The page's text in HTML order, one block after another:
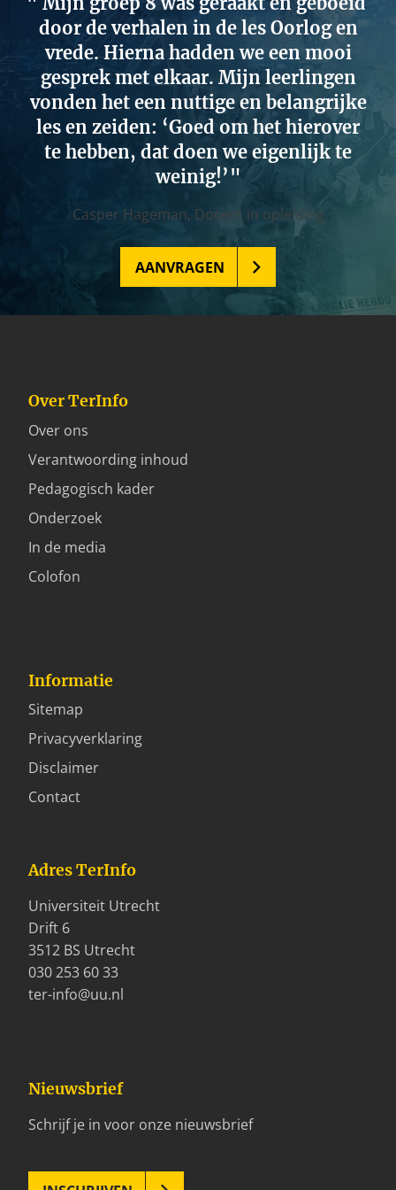
door de verhalen in de les Oorlog en
vrede. Hierna hadden we een mooi
gesprek met elkaar. Mijn leerlingen
vonden het een nuttige en belangrijke
les en zeiden: ‘Goed om het hierover
te hebben, dat doen we eigenlijk te
weinig!’
Casper Hageman, Docent in opleiding
AANVRAGEN
Over TerInfo
Over ons
Verantwoording inhoud
Pedagogisch kader
Onderzoek
In de media
Colofon
Informatie
Sitemap
Privacyverklaring
Disclaimer
Contact
Adres TerInfo
Universiteit Utrecht
Drift 6
3512 BS Utrecht
030 253 60 33
ter-info@uu.nl
Nieuwsbrief
Schrijf je in voor onze nieuwsbrief